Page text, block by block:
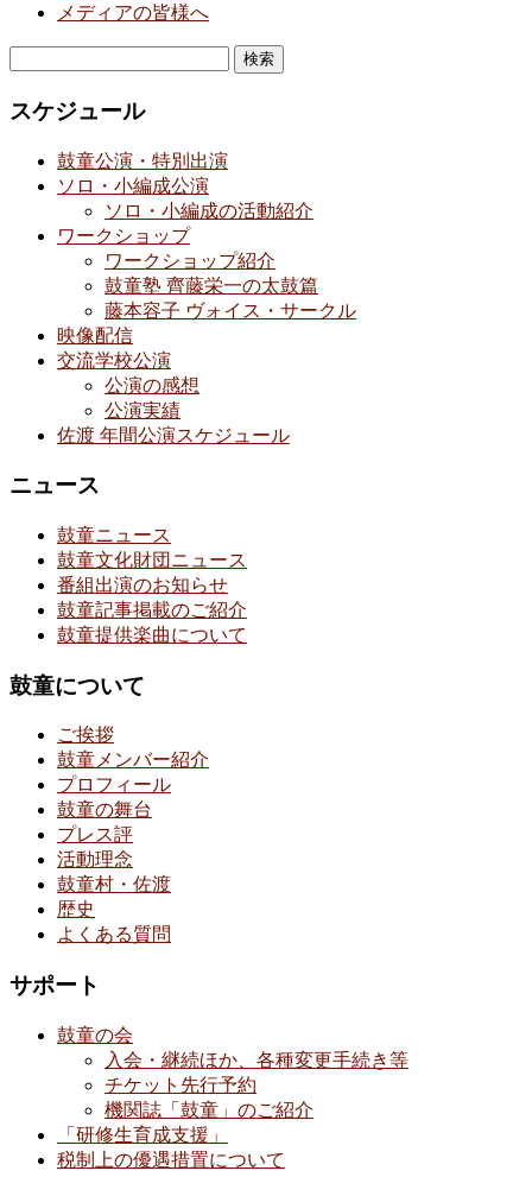
メディアの皆様へ
スケジュール
鼓童公演・特別出演
ソロ・小編成公演
ソロ・小編成の活動紹介
ワークショップ
ワークショップ紹介
鼓童塾 齊藤栄一の太鼓篇
藤本容子 ヴォイス・サークル
映像配信
交流学校公演
公演の感想
公演実績
佐渡 年間公演スケジュール
ニュース
鼓童ニュース
鼓童文化財団ニュース
番組出演のお知らせ
鼓童記事掲載のご紹介
鼓童提供楽曲について
鼓童について
ご挨拶
鼓童メンバー紹介
プロフィール
鼓童の舞台
プレス評
活動理念
鼓童村・佐渡
歴史
よくある質問
サポート
鼓童の会
入会・継続ほか、各種変更手続き等
チケット先行予約
機関誌「鼓童」のご紹介
「研修生育成支援」
税制上の優遇措置について